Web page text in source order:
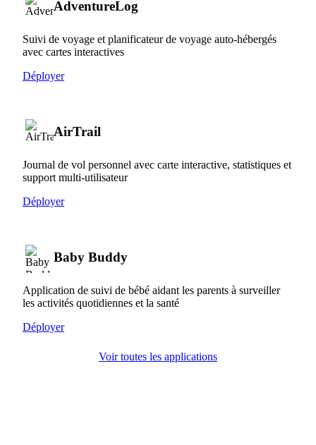
AdventureLog
Suivi de voyage et planificateur de voyage auto-hébergés
avec cartes interactives
Déployer
AirTrail
Journal de vol personnel avec carte interactive, statistiques et
support multi-utilisateur
Déployer
Baby Buddy
Application de suivi de bébé aidant les parents à surveiller
les activités quotidiennes et la santé
Déployer
Voir toutes les applications